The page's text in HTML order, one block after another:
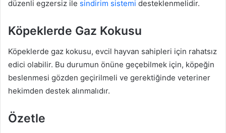
düzenli egzersiz ile sindirim sistemi desteklenmelidir.
Köpeklerde Gaz Kokusu
Köpeklerde gaz kokusu, evcil hayvan sahipleri için rahatsız
edici olabilir. Bu durumun önüne geçebilmek için, köpeğin
beslenmesi gözden geçirilmeli ve gerektiğinde veteriner
hekimden destek alınmalıdır.
Özetle